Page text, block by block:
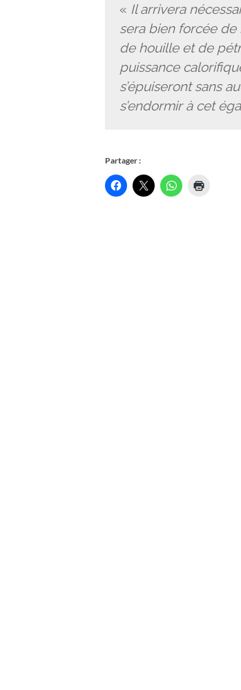
« Il arrivera
sera bien forcée de
de houille et de
puissance
s’épuiseront sans
s’endormir à cet
Partager :